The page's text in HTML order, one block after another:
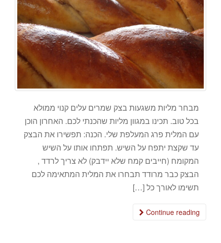
מבחר מליות משגעות בצק שמרים עלים קנוי ממולא
בכל טוב. תכינו במגוון מליות שהכנתי לכם. האחרון הוכן
עם המלית פרג המעלפת שלי. הכנה: תפשירו את הבצק
עד שקצת יתפח על השיש. תפתחו אותו על השיש
המקומח (חייבים קמח שלא יידבק) לא צריך לרדד ,
הבצק כבר מרודד תבחרו את המלית המתאימה לכם
תשימו לאורך כל […]
Continue reading